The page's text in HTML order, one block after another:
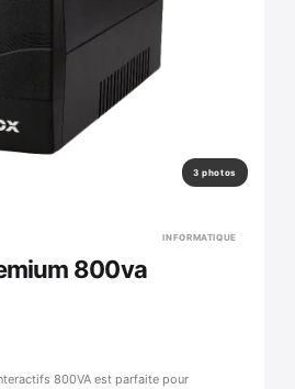
3 photos
INFORMATIQUE
800va
800VA est parfaite pour